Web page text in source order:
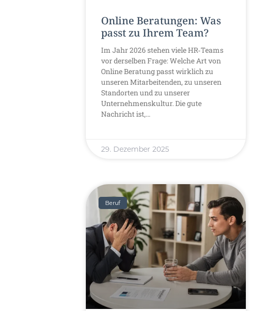
Online Beratungen: Was
passt zu Ihrem Team?
Im Jahr 2026 stehen viele HR‑Teams
vor derselben Frage: Welche Art von
Online Beratung passt wirklich zu
unseren Mitarbeitenden, zu unseren
Standorten und zu unserer
Unternehmenskultur. Die gute
Nachricht ist,…
29. Dezember 2025
Beruf